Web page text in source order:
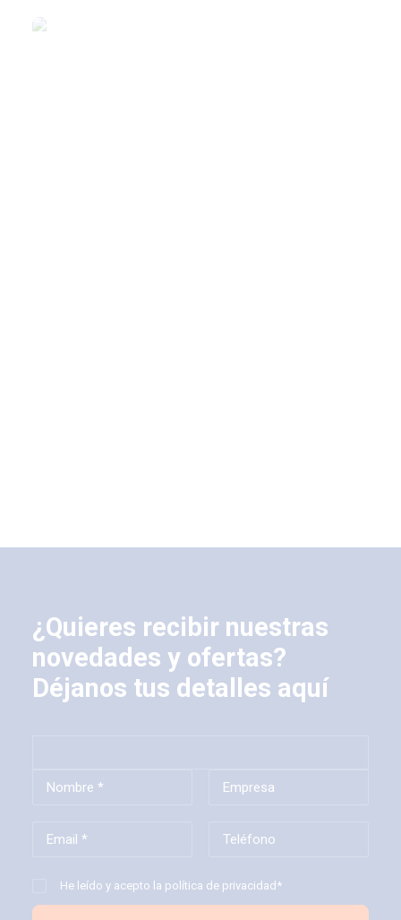
¿Quieres recibir nuestras
novedades y ofertas?
Déjanos tus detalles aquí
He leído y acepto la política de privacidad*